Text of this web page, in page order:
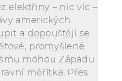
elektřiny – nic víc –
amerických
a dopouštějí se
promyšlené
mohou Západu
měřítka. Přes